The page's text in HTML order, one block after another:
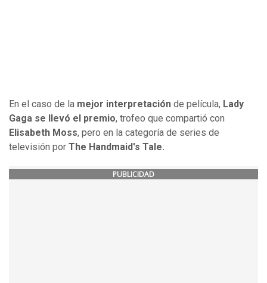
En el caso de la mejor interpretación de película, Lady
Gaga se llevó el premio, trofeo que compartió con
Elisabeth Moss, pero en la categoría de series de
televisión por The Handmaid's Tale.
PUBLICIDAD